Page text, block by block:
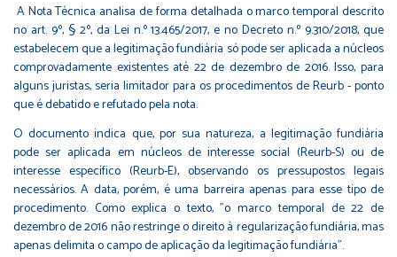
A Nota Técnica analisa de forma detalhada o marco temporal descrito
no art. 9º, § 2º, da Lei n.º 13.465/2017, e no Decreto n.º 9.310/2018, que
estabelecem que a legitimação fundiária só pode ser aplicada a núcleos
comprovadamente existentes até 22 de dezembro de 2016. Isso, para
alguns juristas, seria limitador para os procedimentos de Reurb - ponto
que é debatido e refutado pela nota.
O documento indica que, por sua natureza, a legitimação fundiária
pode ser aplicada em núcleos de interesse social (Reurb-S) ou de
interesse específico (Reurb-E), observando os pressupostos legais
necessários. A data, porém, é uma barreira apenas para esse tipo de
procedimento. Como explica o texto, "o marco temporal de 22 de
dezembro de 2016 não restringe o direito à regularização fundiária, mas
apenas delimita o campo de aplicação da legitimação fundiária".